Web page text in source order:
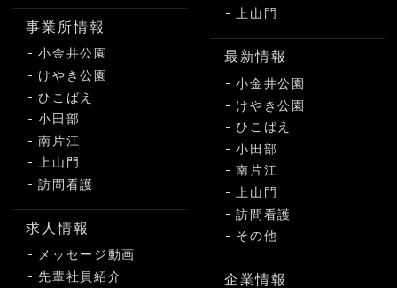
事業所情報
小金井公園
けやき公園
ひこばえ
小田部
南片江
上山門
訪問看護
求人情報
メッセージ動画
先輩社員紹介
上山門
最新情報
小金井公園
けやき公園
ひこばえ
小田部
南片江
上山門
訪問看護
その他
企業情報